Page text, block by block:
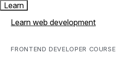
Learn
Learn web development
FRONTEND DEVELOPER COURSE